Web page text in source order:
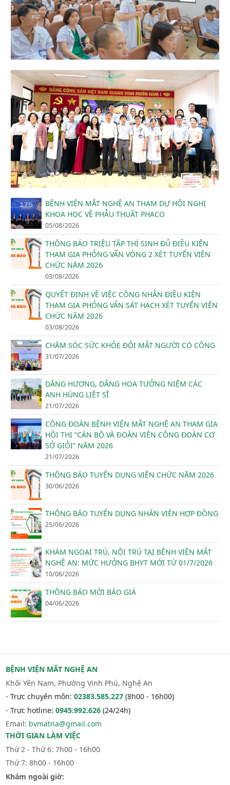
BỆNH VIỆN MẮT NGHỆ AN THAM DỰ HỘI NGHỊ
KHOA HỌC VỀ PHẪU THUẬT PHACO
05/08/2026
THÔNG BÁO TRIỆU TẬP THÍ SINH ĐỦ ĐIỀU KIỆN
THAM GIA PHỎNG VẤN VÒNG 2 XÉT TUYỂN VIÊN
CHỨC NĂM 2026
03/08/2026
QUYẾT ĐỊNH VỀ VIỆC CÔNG NHẬN ĐIỀU KIỆN
THAM GIA PHỎNG VẤN SÁT HẠCH XÉT TUYỂN VIÊN
CHỨC NĂM 2026
03/08/2026
CHĂM SÓC SỨC KHỎE ĐÔI MẮT NGƯỜI CÓ CÔNG
31/07/2026
DÂNG HƯƠNG, DÂNG HOA TƯỞNG NIỆM CÁC
ANH HÙNG LIỆT SĨ
21/07/2026
CÔNG ĐOÀN BỆNH VIỆN MẮT NGHỆ AN THAM GIA
HỘI THI “CÁN BỘ VÀ ĐOÀN VIÊN CÔNG ĐOÀN CƠ
SỞ GIỎI” NĂM 2026
21/07/2026
THÔNG BÁO TUYỂN DỤNG VIÊN CHỨC NĂM 2026
30/06/2026
THÔNG BÁO TUYỂN DỤNG NHÂN VIÊN HỢP ĐỒNG
25/06/2026
KHÁM NGOẠI TRÚ, NỘI TRÚ TẠI BỆNH VIỆN MẮT
NGHỆ AN: MỨC HƯỞNG BHYT MỚI TỪ 01/7/2026
10/06/2026
THÔNG BÁO MỜI BÁO GIÁ
04/06/2026
BỆNH VIỆN MẮT NGHỆ AN
Khối Yên Nam, Phường Vinh Phú, Nghệ An
- Trực chuyên môn: 02383.585.227(8h00 - 16h00)
- Trực hotline: 0945.992.626(24/24h)
Email: bvmatna@gmail.com
THỜI GIAN LÀM VIỆC
Thứ 2 - Thứ 6: 7h00 - 16h00
Thứ 7: 8h00 - 16h00
Khám ngoài giờ: